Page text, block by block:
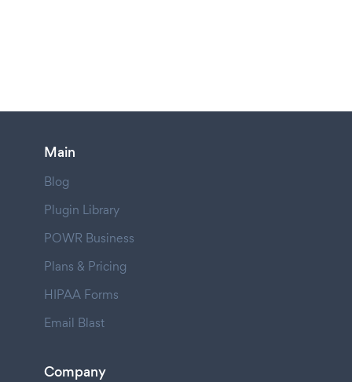
Main
Blog
Plugin Library
POWR Business
Plans & Pricing
HIPAA Forms
Email Blast
Company